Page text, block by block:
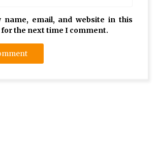
name, email, and website in this
the next time I comment.